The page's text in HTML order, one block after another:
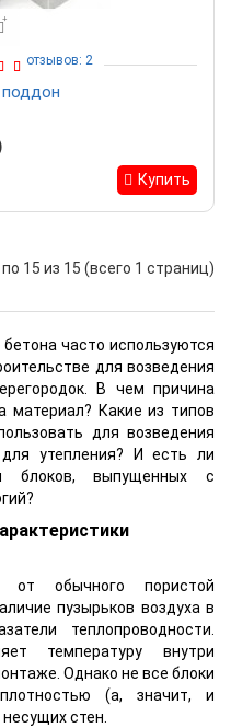
отзывов: 2
Купить
15 из 15 (всего 1 страниц)
бетона часто используются
для возведения
В чем причина
материал? Какие из типов
для возведения
утепления? И есть ли
блоков, выпущенных с
от обычного пористой
пузырьков воздуха в
теплопроводности.
температуру внутри
Однако не все блоки
(а, значит, и
стен.